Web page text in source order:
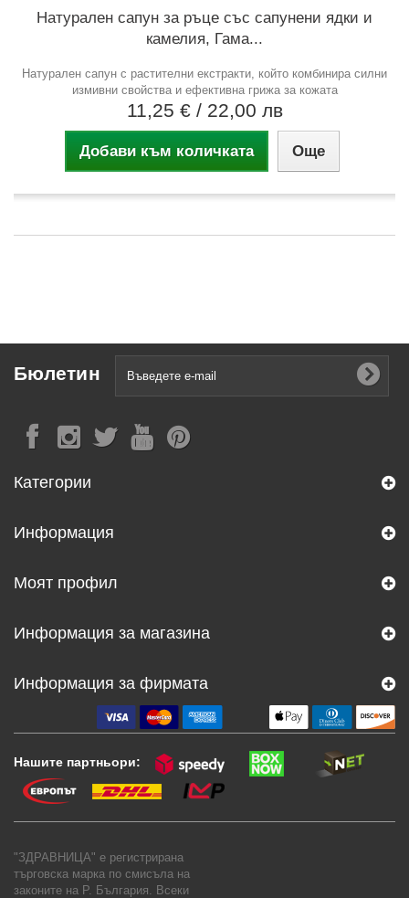
Натурален сапун за ръце със сапунени ядки и
камелия, Гама...
Натурален сапун с растителни екстракти, който комбинира силни
измивни свойства и ефективна грижа за кожата
11,25 € / 22,00 лв
Добави към количката Още
Бюлетин
Категории
Информация
Моят профил
Информация за магазина
Информация за фирмата
Нашите партньори:
"ЗДРАВНИЦА" е регистрирана
търговска марка по смисъла на
законите на Р. България. Всеки